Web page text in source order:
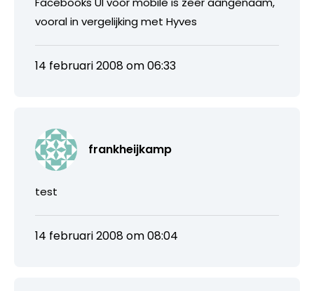
vooral in vergelijking met Hyves
14 februari 2008 om 06:33
frankheijkamp
test
14 februari 2008 om 08:04